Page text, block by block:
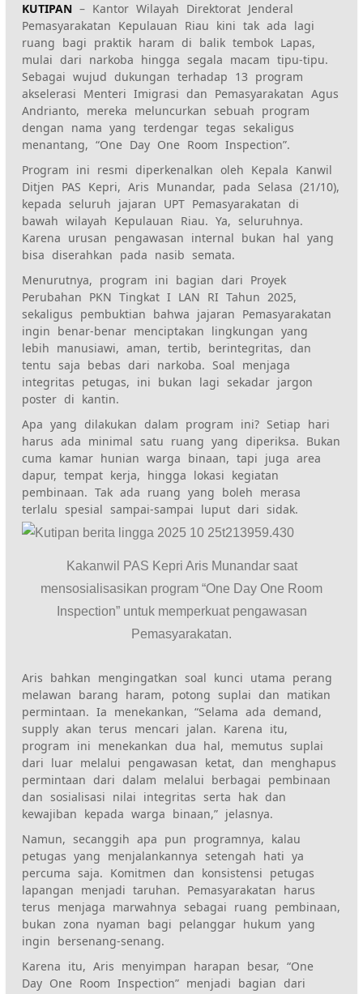
KUTIPAN – Kantor Wilayah Direktorat Jenderal
Pemasyarakatan Kepulauan Riau kini tak ada lagi
ruang bagi praktik haram di balik tembok Lapas,
mulai dari narkoba hingga segala macam tipu-tipu.
Sebagai wujud dukungan terhadap 13 program
akselerasi Menteri Imigrasi dan Pemasyarakatan Agus
Andrianto, mereka meluncurkan sebuah program
dengan nama yang terdengar tegas sekaligus
menantang, “One Day One Room Inspection”.
Program ini resmi diperkenalkan oleh Kepala Kanwil
Ditjen PAS Kepri, Aris Munandar, pada Selasa (21/10),
kepada seluruh jajaran UPT Pemasyarakatan di
bawah wilayah Kepulauan Riau. Ya, seluruhnya.
Karena urusan pengawasan internal bukan hal yang
bisa diserahkan pada nasib semata.
Menurutnya, program ini bagian dari Proyek
Perubahan PKN Tingkat I LAN RI Tahun 2025,
sekaligus pembuktian bahwa jajaran Pemasyarakatan
ingin benar-benar menciptakan lingkungan yang
lebih manusiawi, aman, tertib, berintegritas, dan
tentu saja bebas dari narkoba. Soal menjaga
integritas petugas, ini bukan lagi sekadar jargon
poster di kantin.
Apa yang dilakukan dalam program ini? Setiap hari
harus ada minimal satu ruang yang diperiksa. Bukan
cuma kamar hunian warga binaan, tapi juga area
dapur, tempat kerja, hingga lokasi kegiatan
pembinaan. Tak ada ruang yang boleh merasa
terlalu spesial sampai-sampai luput dari sidak.
Kakanwil PAS Kepri Aris Munandar saat
mensosialisasikan program “One Day One Room
Inspection” untuk memperkuat pengawasan
Pemasyarakatan.
Aris bahkan mengingatkan soal kunci utama perang
melawan barang haram, potong suplai dan matikan
permintaan. Ia menekankan, “Selama ada demand,
supply akan terus mencari jalan. Karena itu,
program ini menekankan dua hal, memutus suplai
dari luar melalui pengawasan ketat, dan menghapus
permintaan dari dalam melalui berbagai pembinaan
dan sosialisasi nilai integritas serta hak dan
kewajiban kepada warga binaan,” jelasnya.
Namun, secanggih apa pun programnya, kalau
petugas yang menjalankannya setengah hati ya
percuma saja. Komitmen dan konsistensi petugas
lapangan menjadi taruhan. Pemasyarakatan harus
terus menjaga marwahnya sebagai ruang pembinaan,
bukan zona nyaman bagi pelanggar hukum yang
ingin bersenang-senang.
Karena itu, Aris menyimpan harapan besar, “One
Day One Room Inspection” menjadi bagian dari